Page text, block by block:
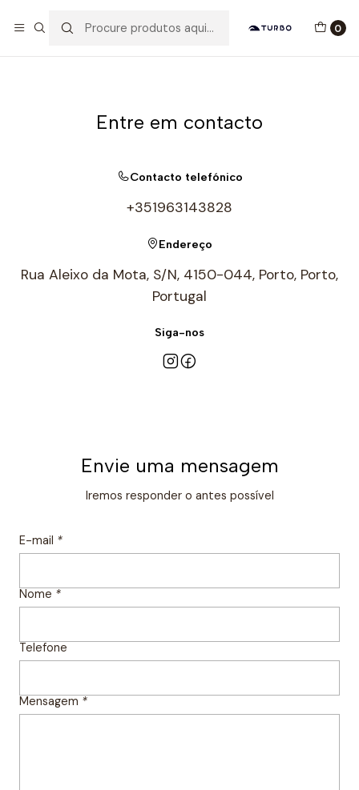
0
Entre em contacto
Contacto telefónico
+351963143828
Endereço
Rua Aleixo da Mota, S/N, 4150-044, Porto, Porto,
Portugal
Siga-nos
Envie uma mensagem
Iremos responder o antes possível
E-mail *
Nome *
Telefone
Mensagem *